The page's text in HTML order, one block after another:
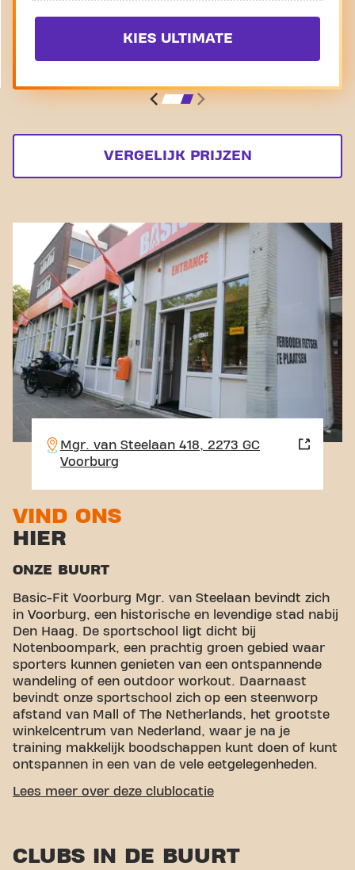
KIES ULTIMATE
VERGELIJK PRIJZEN
Mgr. van Steelaan 418, 2273 GC
Voorburg
VIND ONS
HIER
ONZE BUURT
Basic-Fit Voorburg Mgr. van Steelaan bevindt zich
in Voorburg, een historische en levendige stad nabij
Den Haag. De sportschool ligt dicht bij
Notenboompark, een prachtig groen gebied waar
sporters kunnen genieten van een ontspannende
wandeling of een outdoor workout. Daarnaast
bevindt onze sportschool zich op een steenworp
afstand van Mall of The Netherlands, het grootste
winkelcentrum van Nederland, waar je na je
training makkelijk boodschappen kunt doen of kunt
ontspannen in een van de vele eetgelegenheden.
GEMAKKELIJKE BEREIKBAARHEID
Auto:Er is parkeergelegenheid voor de deur, wat
Lees meer over deze clublocatie
CLUBS IN DE BUURT